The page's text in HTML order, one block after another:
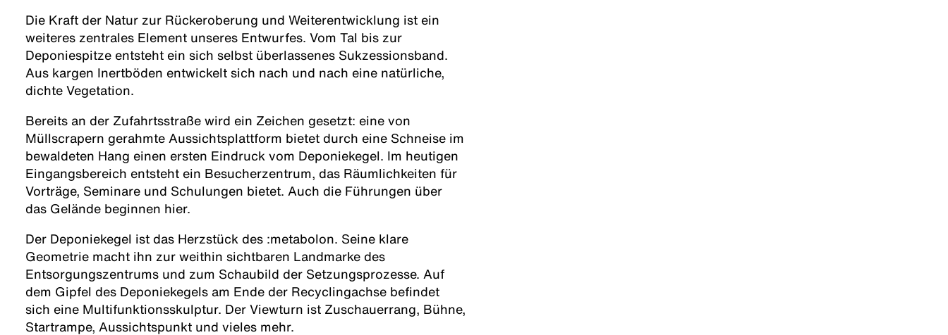
Die Kraft der Natur zur Rückeroberung und Weiterentwicklung ist ein
weiteres zentrales Element unseres Entwurfes. Vom Tal bis zur
Deponiespitze entsteht ein sich selbst überlassenes Sukzessionsband.
Aus kargen Inertböden entwickelt sich nach und nach eine natürliche,
dichte Vegetation.
Bereits an der Zufahrtsstraße wird ein Zeichen gesetzt: eine von
Müllscrapern gerahmte Aussichtsplattform bietet durch eine Schneise im
bewaldeten Hang einen ersten Eindruck vom Deponiekegel. Im heutigen
Eingangsbereich entsteht ein Besucherzentrum, das Räumlichkeiten für
Vorträge, Seminare und Schulungen bietet. Auch die Führungen über
das Gelände beginnen hier.
Der Deponiekegel ist das Herzstück des :metabolon. Seine klare
Geometrie macht ihn zur weithin sichtbaren Landmarke des
Entsorgungszentrums und zum Schaubild der Setzungsprozesse. Auf
dem Gipfel des Deponiekegels am Ende der Recyclingachse befindet
sich eine Multifunktionsskulptur. Der Viewturn ist Zuschauerrang, Bühne,
Startrampe, Aussichtspunkt und vieles mehr.